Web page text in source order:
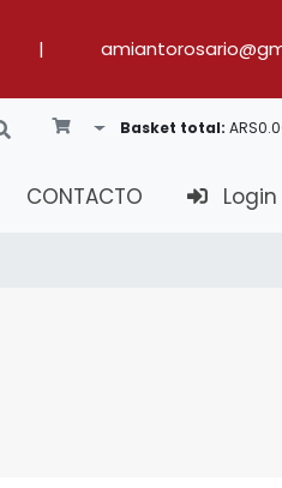
|
Toggle Dropdown
Basket total:
CONTACTO Login